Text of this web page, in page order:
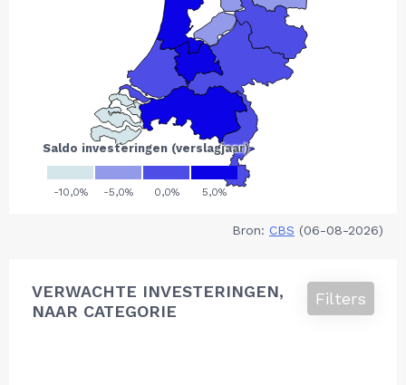
Bron: CBS (06-08-2026)
VERWACHTE INVESTERINGEN,
NAAR CATEGORIE
Filters